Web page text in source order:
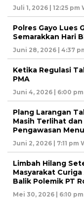
Juli 1, 2026 | 12:25 pm
Polres Gayo Lues
Semarakkan Hari
Juni 28, 2026 | 4:37
Ketika Regulasi
PMA
Juni 4, 2026 | 6:00
Plang Larangan
Masih Terlihat
Pengawasan
Juni 2, 2026 | 7:11 pm
Limbah Hilang
Masyarakat
Balik Polemik PT
Mei 30, 2026 | 6:10